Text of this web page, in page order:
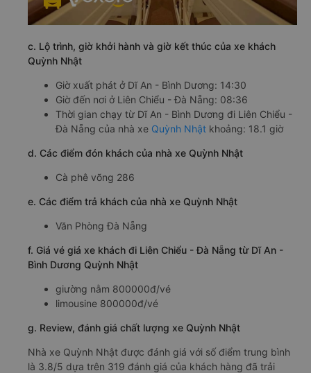
c. Lộ trình, giờ khởi hành và giờ kết thúc của xe khách
Quỳnh Nhật
Giờ xuất phát ở Dĩ An - Bình Dương: 14:30
Giờ đến nơi ở Liên Chiểu - Đà Nẵng: 08:36
Thời gian chạy từ Dĩ An - Bình Dương đi Liên Chiểu -
Đà Nẵng của nhà xe Quỳnh Nhật khoảng: 18.1 giờ
d. Các điểm đón khách của nhà xe Quỳnh Nhật
Cà phê võng 286
e. Các điểm trả khách của nhà xe Quỳnh Nhật
Văn Phòng Đà Nẵng
f. Giá vé giá xe khách đi Liên Chiểu - Đà Nẵng từ Dĩ An -
Bình Dương Quỳnh Nhật
giường nằm 800000đ/vé
limousine 800000đ/vé
g. Review, đánh giá chất lượng xe Quỳnh Nhật
Nhà xe Quỳnh Nhật được đánh giá với số điểm trung bình
là 3.8/5 dựa trên 319 đánh giá của khách hàng đã trải